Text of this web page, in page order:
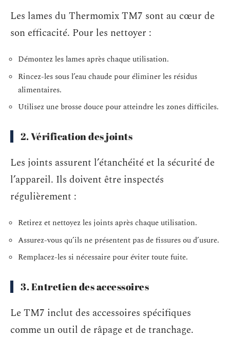
Les lames du Thermomix TM7 sont au cœur de
son efficacité. Pour les nettoyer :
Démontez les lames après chaque utilisation.
Rincez-les sous l’eau chaude pour éliminer les résidus
alimentaires.
Utilisez une brosse douce pour atteindre les zones difficiles.
2. Vérification des joints
Les joints assurent l’étanchéité et la sécurité de
l’appareil. Ils doivent être inspectés
régulièrement :
Retirez et nettoyez les joints après chaque utilisation.
Assurez-vous qu’ils ne présentent pas de fissures ou d’usure.
Remplacez-les si nécessaire pour éviter toute fuite.
3. Entretien des accessoires
Le TM7 inclut des accessoires spécifiques
comme un outil de râpage et de tranchage.